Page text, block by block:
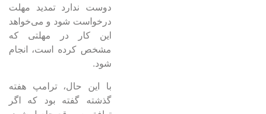
دوست ندارد تمدید مهلت
درخواست شود و می‌خواهد
این کار در مهلتی که
مشخص کرده است، انجام
شود.
با این حال، ترامپ هفته
گذشته گفته بود که اگر